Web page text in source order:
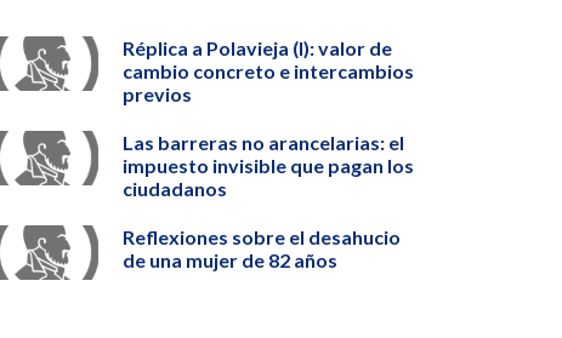
Réplica a Polavieja (I): valor de
cambio concreto e intercambios
previos
Las barreras no arancelarias: el
impuesto invisible que pagan los
ciudadanos
Reflexiones sobre el desahucio
de una mujer de 82 años